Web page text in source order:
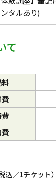
ンタルあり)
て
料
税込／1チケット）